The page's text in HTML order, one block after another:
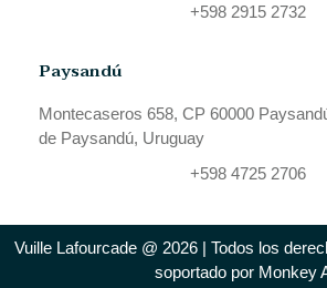
+598 2915 2732
Paysandú
Montecaseros 658, CP 60000
de Paysandú, Uruguay
+598 4725 2706
Vuille Lafourcade @ 2026 | Todos los
soportado por Monkey